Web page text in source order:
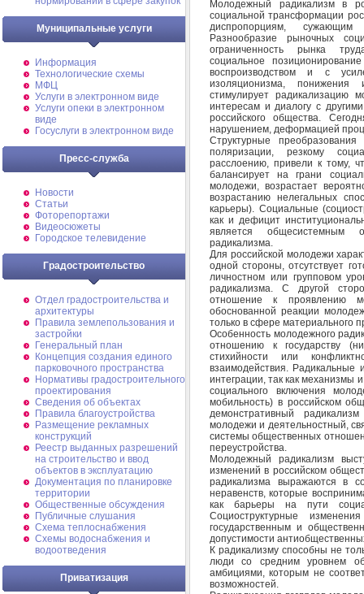
Муниципальные услуги
Информация
Технологические схемы
МФЦ
Услуги в электронном виде
Услуги опеки в электронном
виде
Госуслуги в электронном виде
Пресс-служба
Новости
Статьи
Фоторепортажи
Видеосюжеты
Городское телевидение
Градостроительство
Отдел градостроительства и
архитектуры
Правила землепользования и
застройки
Генеральный план
Концепция создания единого
парковочного пространства
Нормативы градостроительного
проектирования
Сведения об объектах
Правила благоустройства
Размещение рекламных
конструкций
Реестр выданных разрешений
на строительство и ввод
объектов в эксплуатацию
Документация по планировке
территории
Общественные обсуждения
Публичные слушания
Схема теплоснабжения
Схемы водоснабжения и
водоотведения
Приватизация
Молодежный радикализм в
социальной трансформации
диспропорциям, сужающим
Разнообразие рыночных
ограниченность рынка
социальное
воспроизводством и с
изоляционизма, понижения
стимулирует радикализацию
интересам и диалогу с
российского общества.
нарушением, деформацией
Структурные
поляризации, резкому
расслоению, привели к тому,
балансирует на грани
молодежи, возрастает
возрастанию нелегальных
карьеры). Социальные
как и дефицит
является общесистемным
радикализма.
Для российской молодежи
одной стороны, отсутствует
личностном или групповом
радикализма. С другой
отношение к проявлению
обоснованной реакции
только в сфере материального
Особенность молодежного
отношению к государству
стихийности или
взаимодействия.
интеграции, так как механизмы
социального включения
мобильность) в российском
демонстративный
молодежи и деятельностный,
системы общественных
переустройства.
Молодежный радикализм
изменений в российском
радикализма выражаются в
неравенств, которые
как барьеры на пути
Социоструктурные
государственным и
допустимости
К радикализму способны не
люди со средним уровнем
амбициями, которым не
возможностей.